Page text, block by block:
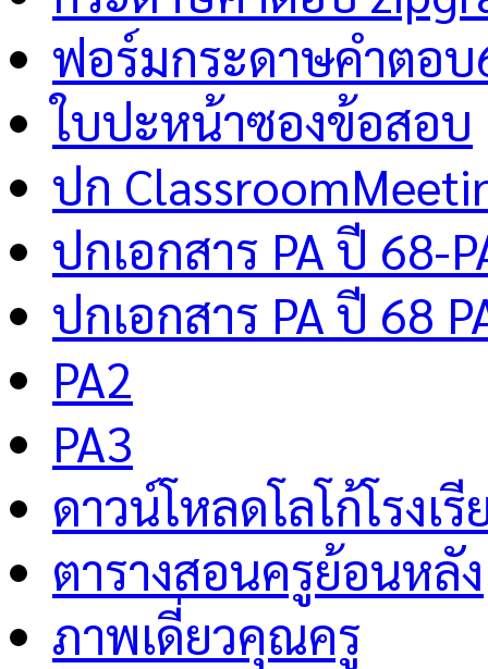
ฟอร์มกระดาษคำตอบ
ใบปะหน้าซองข้อสอบ
ปก
ปกเอกสาร PA ปี 68-
ปกเอกสาร PA ปี 68
PA2
PA3
ดาวน์โหลดโลโก้โรงเ
ตารางสอนครูย้อนหลัง
ภาพเดี่ยวคุณครู